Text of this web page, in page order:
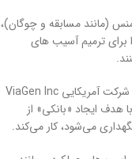
(مانند مسابقه و چوگان)،
برای ترمیم آسیب های
دکتر پل ورما، از موسسه تحقیقات پزشکی موناش، با شرکت آمریکایی ViaGen Inc
هدف ایجاد «بانکی» از
می‌شود، کار می‌کند.